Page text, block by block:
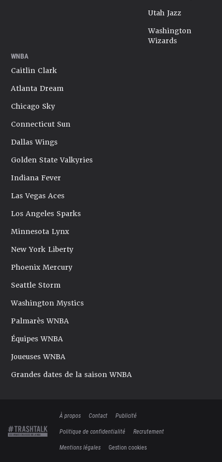
Utah Jazz
Washington
Wizards
WNBA
Caitlin Clark
Atlanta Dream
Chicago Sky
Connecticut Sun
Dallas Wings
Golden State Valkyries
Indiana Fever
Las Vegas Aces
Los Angeles Sparks
Minnesota Lynx
New York Liberty
Phoenix Mercury
Seattle Storm
Washington Mystics
Palmarès WNBA
Équipes WNBA
Joueuses WNBA
Grandes dates de la saison WNBA
À propos Contact
Publicité
Politique de confidentialité
Recrutement
Mentions légales
Gestion cookies